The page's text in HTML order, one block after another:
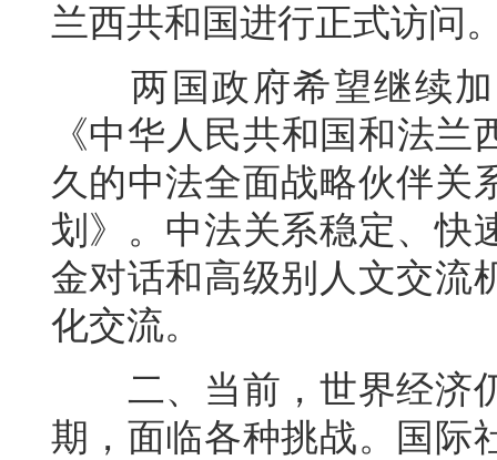
兰西共和国进行正式访问
两国政府希望继续加
《中华人民共和国和法
久的中法全面战略伙伴关
划》。中法关系稳定、快
金对话和高级别人文交流
化交流。
二、当前，世界经济仍
期，面临各种挑战。国际